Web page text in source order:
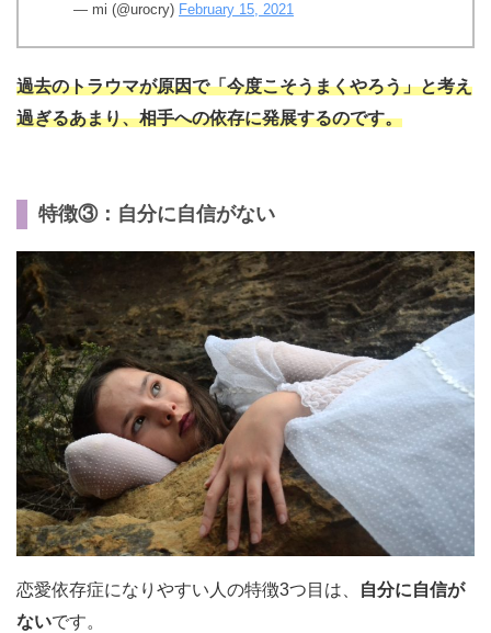
— mi (@urocry) February 15, 2021
過去のトラウマが原因で「今度こそうまくやろう」と考え
過ぎるあまり、相手への依存に発展するのです。
特徴③：自分に自信がない
恋愛依存症になりやすい人の特徴3つ目は、
自分に自信が
ないです。